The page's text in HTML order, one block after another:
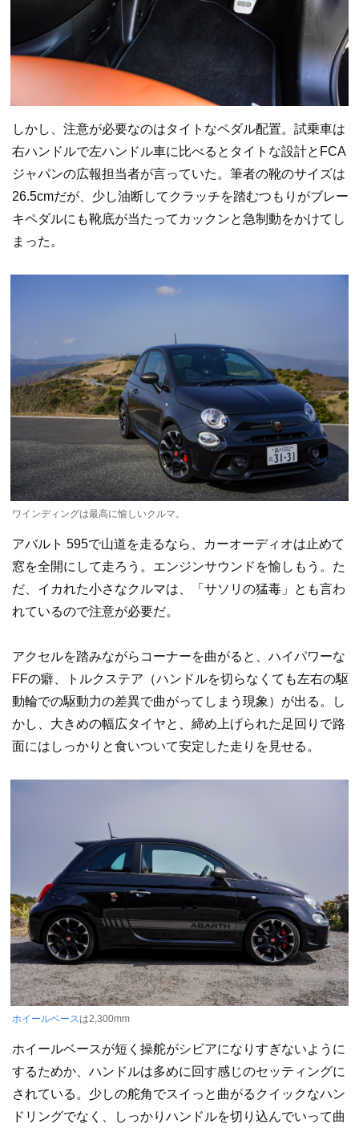
しかし、注意が必要なのはタイトなペダル配置。試乗車は
右ハンドルで左ハンドル車に比べるとタイトな設計とFCA
ジャパンの広報担当者が言っていた。筆者の靴のサイズは
26.5cmだが、少し油断してクラッチを踏むつもりがブレー
キペダルにも靴底が当たってカックンと急制動をかけてし
まった。
ワインディングは最高に愉しいクルマ。
アバルト 595で山道を走るなら、カーオーディオは止めて
窓を全開にして走ろう。エンジンサウンドを愉しもう。た
だ、イカれた小さなクルマは、「サソリの猛毒」とも言わ
れているので注意が必要だ。
アクセルを踏みながらコーナーを曲がると、ハイパワーな
FFの癖、トルクステア（ハンドルを切らなくても左右の駆
動輪での駆動力の差異で曲がってしまう現象）が出る。し
かし、大きめの幅広タイヤと、締め上げられた足回りで路
面にはしっかりと食いついて安定した走りを見せる。
ホイールベース は2,300mm
ホイールベースが短く操舵がシビアになりすぎないように
するためか、ハンドルは多めに回す感じのセッティングに
されている。少しの舵角でスイっと曲がるクイックなハン
ドリングでなく、しっかりハンドルを切り込んでいって曲